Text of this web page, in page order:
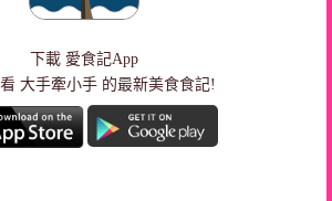
下載 愛食記App
大手牽小手 的最新美食食記!